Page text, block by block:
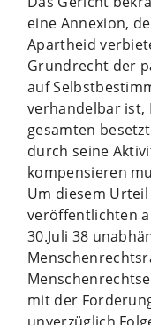
eine Annexion,
Apartheid
Grundrecht der
auf
verhandelbar ist,
gesamten
durch seine
kompensieren
Um diesem
veröffentlichten
30.Juli 38
mit der